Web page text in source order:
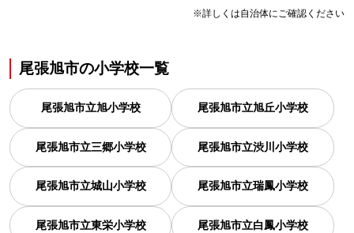
※詳しくは自治体にご確認ください
尾張旭市の小学校一覧
尾張旭市立旭小学校 尾張旭市立旭丘小学校
尾張旭市立三郷小学校 尾張旭市立渋川小学校
尾張旭市立城山小学校 尾張旭市立瑞鳳小学校
尾張旭市立東栄小学校 尾張旭市立白鳳小学校